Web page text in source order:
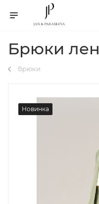
Брюки лен
Брюки
Новинка